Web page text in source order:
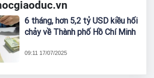
6 tháng, hơn 5,2 tỷ USD kiều hối
chảy về Thành phố Hồ Chí Minh
09:11 17/07/2025